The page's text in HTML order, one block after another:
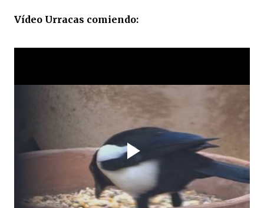
Vídeo Urracas comiendo: